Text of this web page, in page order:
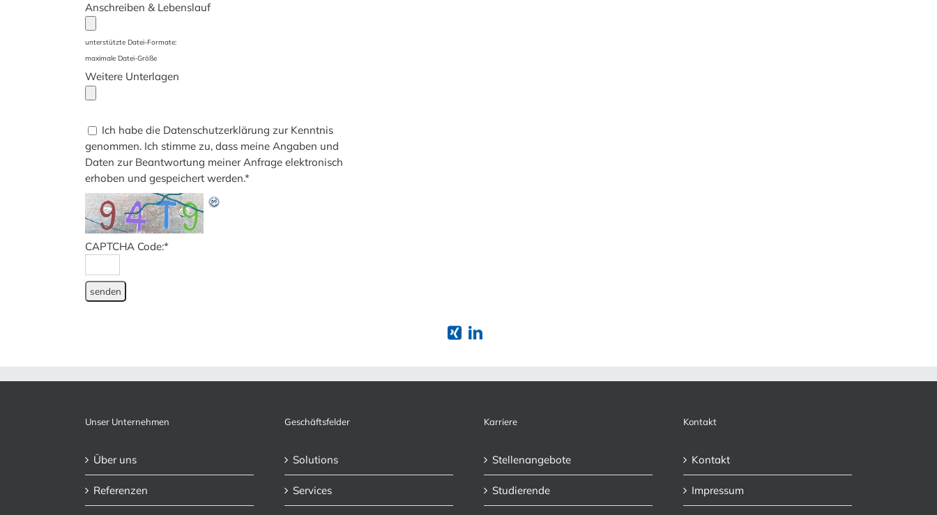
Anschreiben & Lebenslauf
unterstützte Datei-Formate:
maximale Datei-Größe
Weitere Unterlagen
Ich habe die Datenschutzerklärung zur Kenntnis
genommen. Ich stimme zu, dass meine Angaben und
Daten zur Beantwortung meiner Anfrage elektronisch
erhoben und gespeichert werden.*
CAPTCHA Code:*
Unser Unternehmen
Über uns
Referenzen
Geschäftsfelder
Solutions
Services
Karriere
Stellenangebote
Studierende
Kontakt
Kontakt
Impressum